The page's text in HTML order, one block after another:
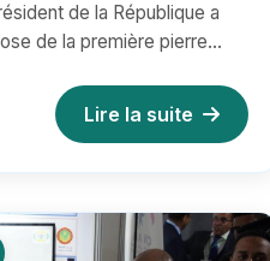
de la République a
de la première pierre
Lire la suite